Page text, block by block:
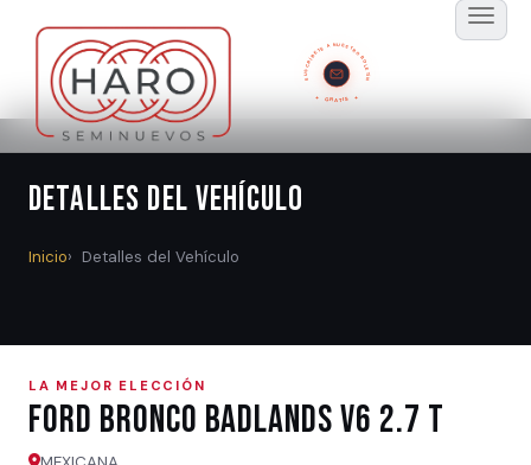
SUSCRÍBETE A NUESTRO BOLETÍN
GRATIS
Detalles del Vehículo
Inicio Detalles del Vehículo
LA MEJOR ELECCIÓN
Ford BRONCO BADLANDS V6 2.7 T